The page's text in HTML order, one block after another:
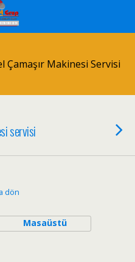
Çamaşır Makinesi Servisi
servisi
dön
Masaüstü